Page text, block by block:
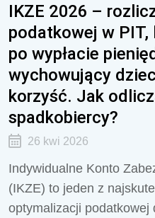
IKZE 2026 –
podatkowej w
po wypłacie
wychowujący
korzyść. Jak
spadkobiercy?
26 kwi 2026
Indywidualne Konto
(IKZE) to jeden z
optymalizacji podatkowej